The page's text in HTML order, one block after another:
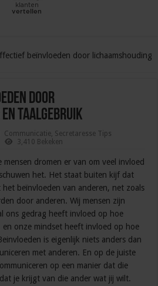
beïnvloeden door lichaamshouding
door
taalgebruik
Communicatie, Secretaresse Tips
3,410 Bekeken
dromen er van om veel invloed
het. Het staat buiten kijf dat
het beïnvloeden van anderen, net zoals
door anderen. Wij mensen zijn
ons gedrag heeft invloed op hoe
en onze mindset heeft invloed op hoe
is eigenlijk niets anders dan
met anderen. En op de juiste
op een manier dat die
je krijgt van die ander wat jij wilt.